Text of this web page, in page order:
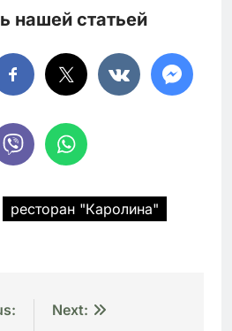
нашей статьей
ресторан "Каролина"
Next: